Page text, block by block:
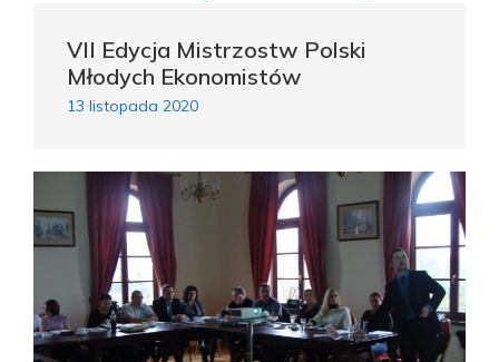
VII Edycja Mistrzostw Polski
Młodych Ekonomistów
13 listopada 2020